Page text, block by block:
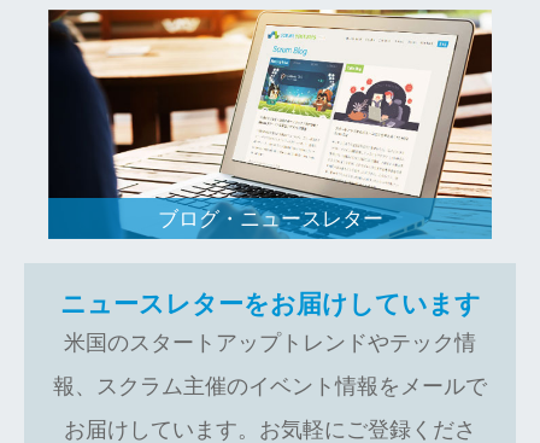
ブログ・ニュースレター
ニュースレターをお届けしています
米国のスタートアップトレンドやテック情
報、スクラム主催のイベント情報をメールで
お届けしています。お気軽にご登録くださ